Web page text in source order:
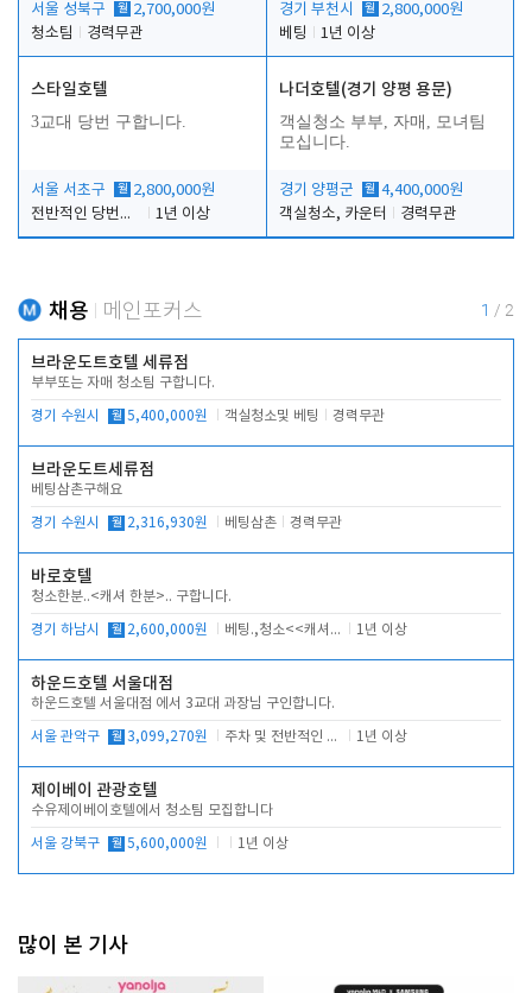
서울 성북구 월 2,700,000원
청소팀
경력무관
경기 부천시 월 2,800,000원
베팅
1년 이상
스타일호텔
3교대 당번 구합니다.
서울 서초구 월 2,800,000원
전반적인 당번업무
1년 이상
나더호텔(경기 양평 용문)
객실청소 부부, 자매, 모녀팀
모십니다.
경기 양평군 월 4,400,000원
객실청소, 카운터
경력무관
채용 메인포커스 1 / 2
브라운도트호텔 세류점
부부또는 자매 청소팀 구합니다.
경기 수원시 월 5,400,000원 객실청소및 베팅 경력무관
브라운도트세류점
베팅삼촌구해요
경기 수원시 월 2,316,930원 베팅삼촌 경력무관
바로호텔
청소한분..<캐셔 한분>.. 구합니다.
경기 하남시 월 2,600,000원 베팅.,청소<<캐셔 모셔봅니다. 1년 이상
하운드호텔 서울대점
하운드호텔 서울대점 에서 3교대 과장님 구인합니다.
서울 관악구 월 3,099,270원 주차 및 전반적인 당번업무 1년 이상
제이베이 관광호텔
수유제이베이호텔에서 청소팀 모집합니다
서울 강북구 월 5,600,000원 1년 이상
많이 본 기사